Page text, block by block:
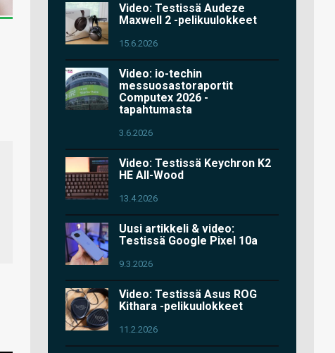
Video: Testissä Audeze
Maxwell 2 -pelikuulokkeet
15.6.2026
Video: io-techin
messuosastoraportit
Computex 2026 -
tapahtumasta
3.6.2026
Video: Testissä Keychron K2
HE All-Wood
13.4.2026
Uusi artikkeli & video:
Testissä Google Pixel 10a
9.3.2026
Video: Testissä Asus ROG
Kithara -pelikuulokkeet
11.2.2026